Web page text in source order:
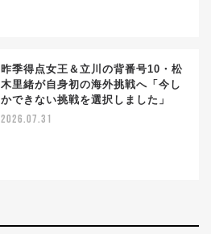
昨季得点女王＆立川の背番号10・松
木里緒が自身初の海外挑戦へ「今し
かできない挑戦を選択しました」
2026.07.31